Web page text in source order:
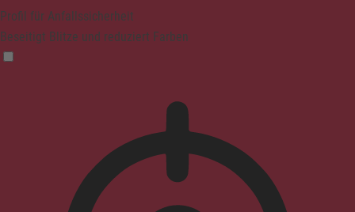
Profil für Anfallssicherheit
Beseitigt Blitze und reduziert Farben